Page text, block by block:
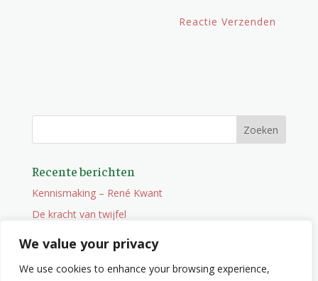
We value your privacy
We use cookies to enhance your browsing experience,
Recente berichten
Kennismaking – René Kwant
De kracht van twijfel
Onderweg
Wat je niet zocht maar wel vindt